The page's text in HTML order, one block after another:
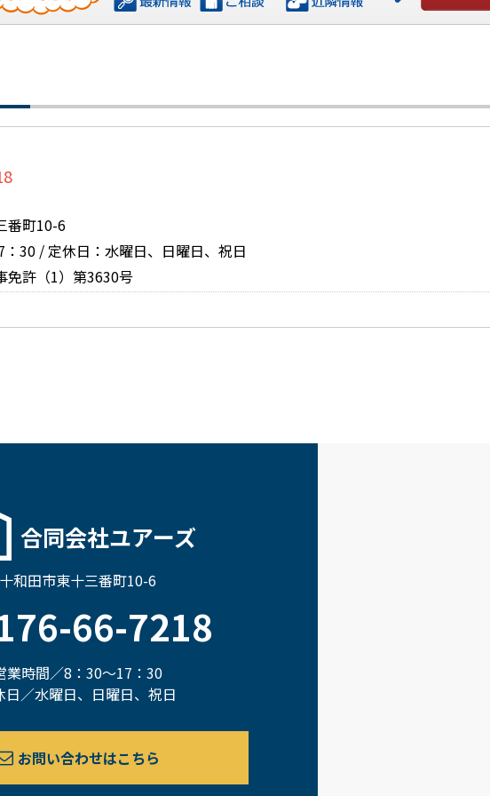
お問い合
番町10-6
30 / 定休日：水曜日、日曜日、祝日
免許（1）第3630号
合同会社ユアーズ
十和田市東十三番町10-6
66-7218
業時間／8：30～17：30
日／水曜日、日曜日、祝日
お問い合わせはこちら